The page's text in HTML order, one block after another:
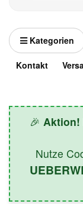
Kategorien
Kontakt
🎉 Aktion!
Nutze